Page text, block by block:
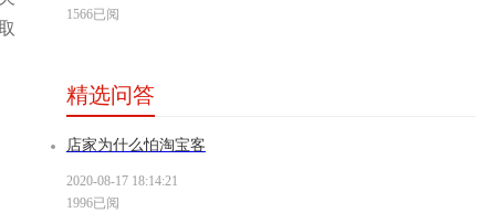
1566已阅
精选问答
店家为什么怕淘宝客
2020-08-17 18:14:21
1996已阅